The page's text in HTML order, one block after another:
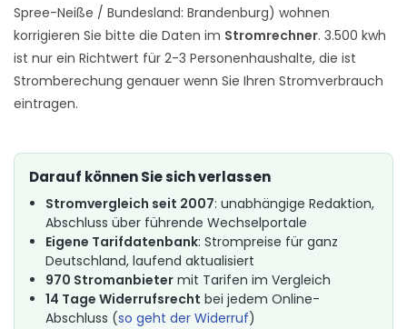
Spree-Neiße / Bundesland: Brandenburg) wohnen
korrigieren Sie bitte die Daten im Stromrechner. 3.500 kwh
ist nur ein Richtwert für 2-3 Personenhaushalte, die ist
Stromberechung genauer wenn Sie Ihren Stromverbrauch
eintragen.
Darauf können Sie sich verlassen
Stromvergleich seit 2007: unabhängige Redaktion,
Abschluss über führende Wechselportale
Eigene Tarifdatenbank: Strompreise für ganz
Deutschland, laufend aktualisiert
970 Stromanbieter mit Tarifen im Vergleich
14 Tage Widerrufsrecht bei jedem Online-
Abschluss (so geht der Widerruf)